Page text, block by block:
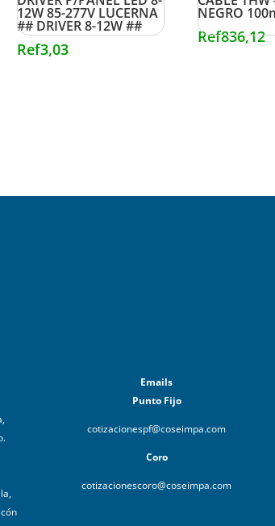
12W 85-277V LUCERNA
## DRIVER 8-12W ##
Ref3,03
NEGRO
Ref836,12
Emails
Punto Fijo
cotizacionespf@coseimpa.com
Coro
cotizacionescoro@coseimpa.com